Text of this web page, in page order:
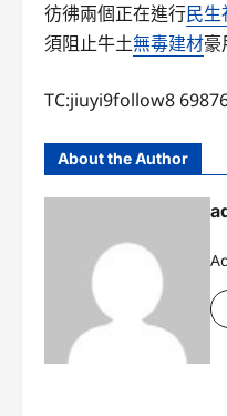
彷彿兩個正在進行民生
須阻止牛土無毒建材豪
TC:jiuyi9follow8
About the Author